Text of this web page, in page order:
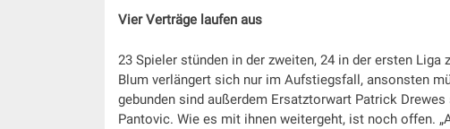
Vier Verträge laufen aus
23 Spieler stünden in der zweiten, 24 in der ersten
Blum verlängert sich nur im Aufstiegsfall, ansonsten
gebunden sind außerdem Ersatztorwart Patrick
Pantovic. Wie es mit ihnen weitergeht, ist noch offen.